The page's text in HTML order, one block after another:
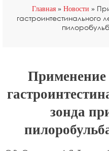
Главная Новости
гастроинтестинального
Применение
зонда